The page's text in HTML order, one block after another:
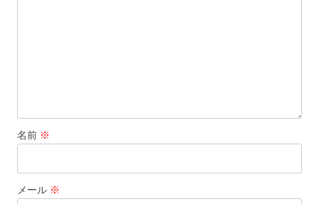
名前 ※
メール ※